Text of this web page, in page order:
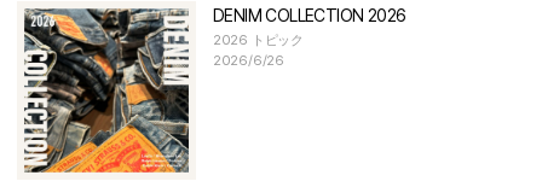
DENIM COLLECTION 2026
2026 トピック
2026/6/26